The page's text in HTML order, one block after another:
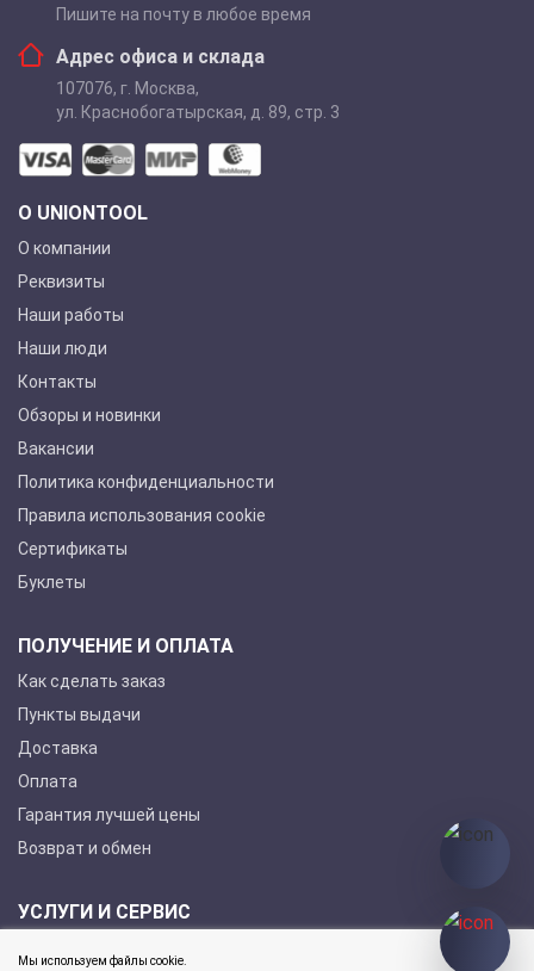
Пишите на почту в любое время
Адрес офиса и склада
107076, г. Москва,
ул. Краснобогатырская, д. 89, стр. 3
О UNIONTOOL
О компании
Реквизиты
Наши работы
Наши люди
Контакты
Обзоры и новинки
Вакансии
Политика конфиденциальности
Правила использования cookie
Сертификаты
Буклеты
ПОЛУЧЕНИЕ И ОПЛАТА
Как сделать заказ
Пункты выдачи
Доставка
Оплата
Гарантия лучшей цены
Возврат и обмен
УСЛУГИ И СЕРВИС
Мы используем файлы cookie.